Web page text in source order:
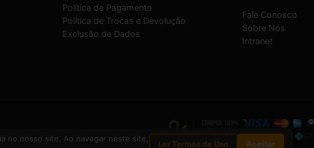
Política de Pagamento
Política de Trocas e Devolução
Exclusão de Dados
Fale Conosco
Sobre Nós
Intranet
no nosso site. Ao navegar neste site,
Ler Termos de Uso Aceitar